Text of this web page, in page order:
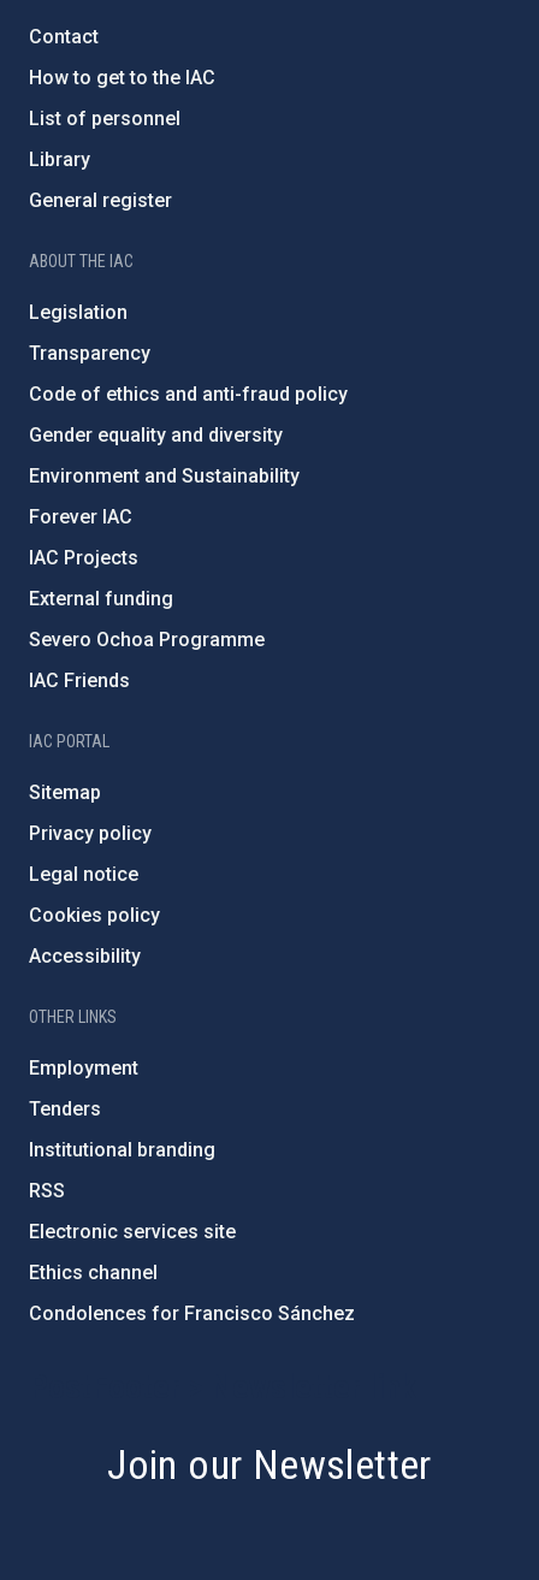
Contact
How to get to the IAC
List of personnel
Library
General register
ABOUT THE IAC
Legislation
Transparency
Code of ethics and anti-fraud policy
Gender equality and diversity
Environment and Sustainability
Forever IAC
IAC Projects
External funding
Severo Ochoa Programme
IAC Friends
IAC PORTAL
Sitemap
Privacy policy
Legal notice
Cookies policy
Accessibility
OTHER LINKS
Employment
Tenders
Institutional branding
RSS
Electronic services site
Ethics channel
Condolences for Francisco Sánchez
Join our Newsletter